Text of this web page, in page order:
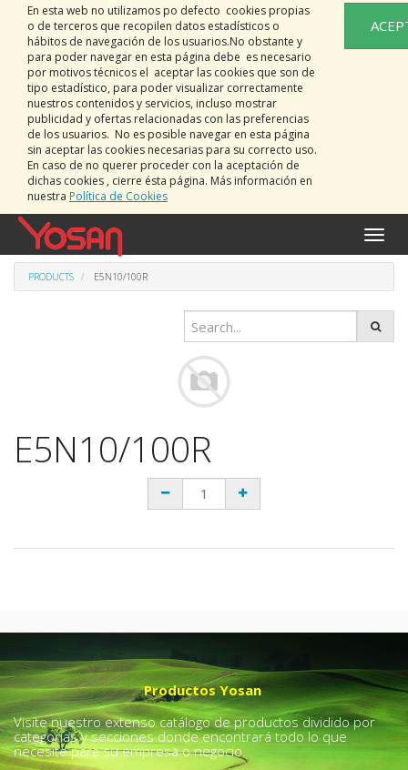
En esta web no utilizamos po defecto cookies propias
o de terceros que recopilen datos estadísticos o
hábitos de navegación de los usuarios.No obstante y
para poder navegar en esta página debe es necesario
por motivos técnicos el aceptar las cookies que son de
tipo estadístico, para poder visualizar correctamente
nuestros contenidos y servicios, incluso mostrar
publicidad y ofertas relacionadas con las preferencias
de los usuarios. No es posible navegar en esta página
sin aceptar las cookies necesarias para su correcto uso.
En caso de no querer proceder con la aceptación de
dichas cookies , cierre ésta página. Más información en
nuestra Política de Cookies
Toggle
PRODUCTS E5N10/100R
E5N10/100R
Productos Yosan
Visite nuestro extenso catálogo de productos dividido por
categorías y secciones donde encontrará todo lo que
necesite para su empresa o negocio.